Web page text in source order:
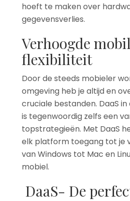
hoeft te maken over
gegevensverlies.
Verhoogde
flexibiliteit
Door de steeds mobieler
omgeving heb je altijd en
cruciale bestanden. DaaS
is tegenwoordig zelfs een
topstrategieën. Met DaaS
elk platform toegang tot je
van Windows tot Mac en
mobiel.
DaaS- De